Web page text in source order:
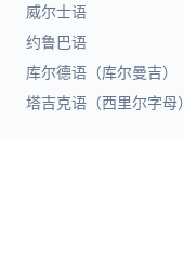
威尔士语
约鲁巴语
库尔德语（库尔曼吉）
塔吉克语（西里尔字母）